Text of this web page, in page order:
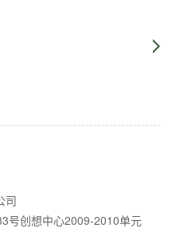
司
号创想中心2009-2010单元